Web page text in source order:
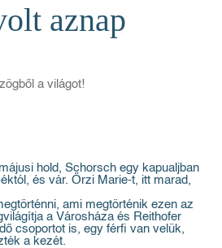
aznap
a világot!
hold, Schorsch egy kapualjban
és vár. Őrzi Marie-t, itt marad,
ami megtörténik ezen az
a Városháza és Reithofer
csoportot is, egy férfi van velük,
a kezét.